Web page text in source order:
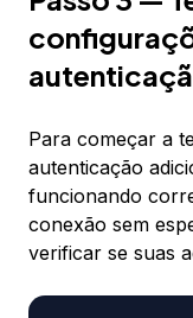
Para começar a
autenticação
funcionando
conexão sem
verificar se suas